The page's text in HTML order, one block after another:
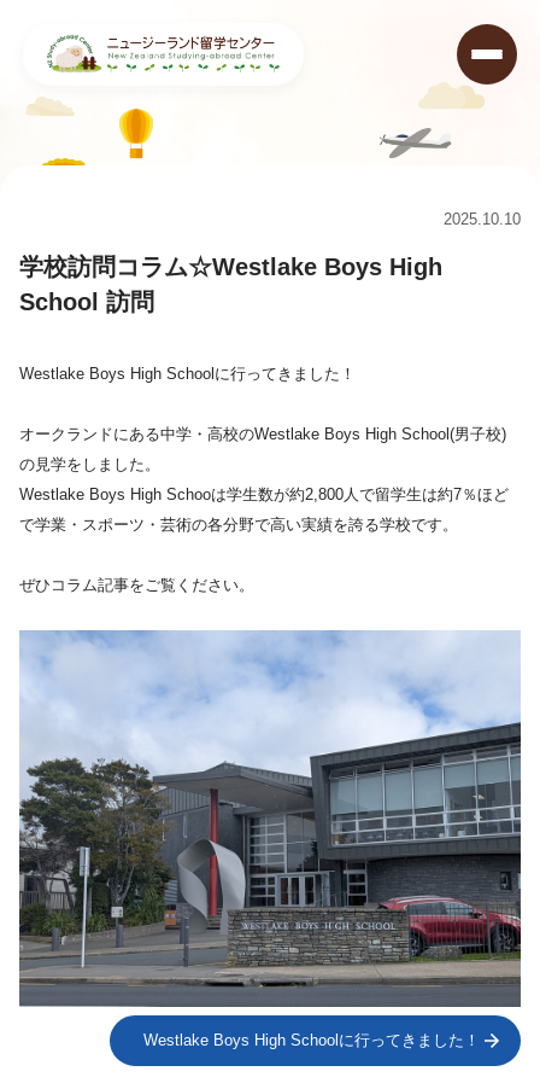
2025.10.10
学校訪問コラム☆Westlake Boys High
School 訪問
Westlake Boys High Schoolに行ってきました！
オークランドにある中学・高校のWestlake Boys High School(男子校)
の見学をしました。
Westlake Boys High Schooは学生数が約2,800人で留学生は約7％ほど
で学業・スポーツ・芸術の各分野で高い実績を誇る学校です。
ぜひコラム記事をご覧ください。
Westlake Boys High Schoolに行ってきました！